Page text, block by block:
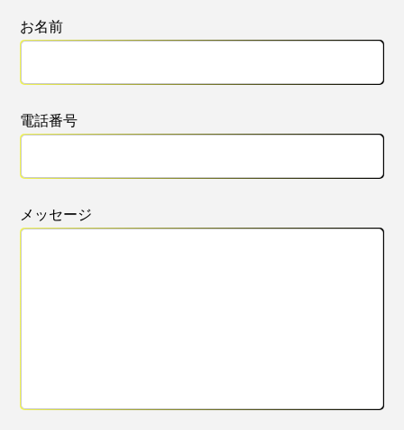
お名前
電話番号
メッセージ